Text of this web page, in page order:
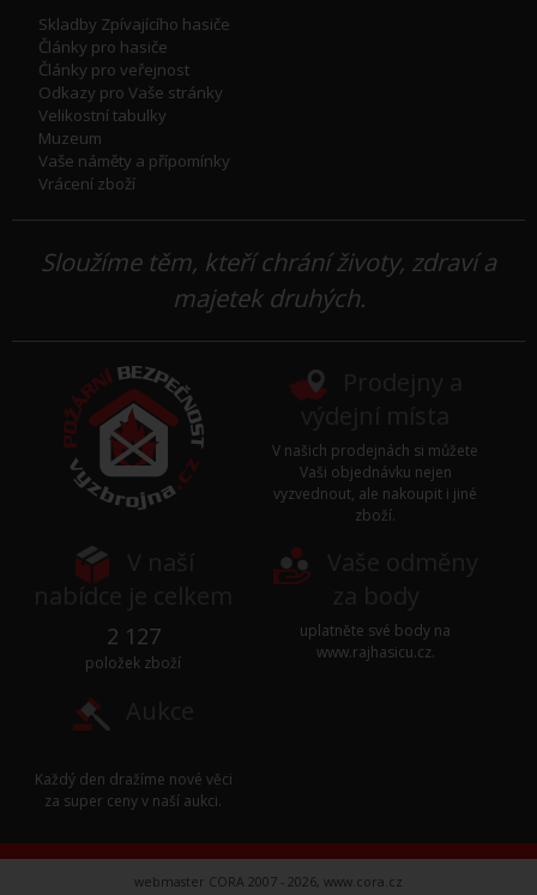
Skladby Zpívajícího hasiče
Články pro hasiče
Články pro veřejnost
Odkazy pro Vaše stránky
Velikostní tabulky
Muzeum
Vaše náměty a přípomínky
Vrácení zboží
Sloužíme těm, kteří chrání životy, zdraví a
majetek druhých.
V našich prodejnách si můžete
Vaši objednávku nejen
vyzvednout, ale nakoupit i jiné
zboží.
2 127
položek zboží
uplatněte své body na
www.rajhasicu.cz.
Každý den dražíme nové věci
za super ceny v naší aukci.
webmaster CORA 2007 - 2026, www.cora.cz